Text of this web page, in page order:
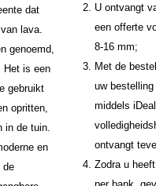
dat
lava.
genoemd,
Het is een
gebruikt
opritten,
in de tuin.
en
de
U ontvangt
een offerte
8-16 mm;
Met de
uw
middels
ontvangt
Zodra u